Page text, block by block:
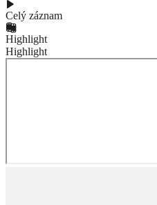
Celý záznam
Highlight
Highlight